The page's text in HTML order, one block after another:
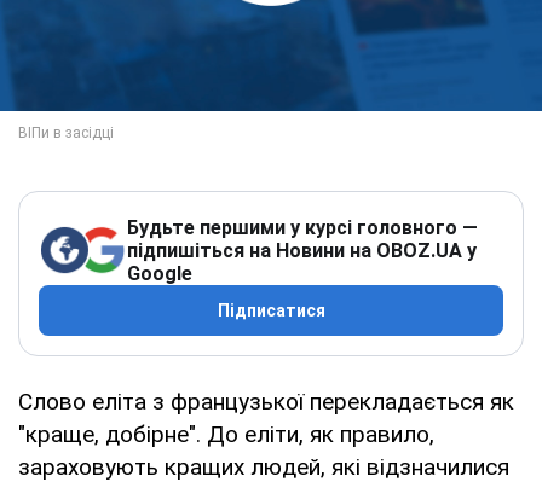
Будьте першими у курсі головного —
підпишіться на Новини на OBOZ.UA у
Google
Підписатися
Слово еліта з французької перекладається як
"краще, добірне". До еліти, як правило,
зараховують кращих людей, які відзначилися